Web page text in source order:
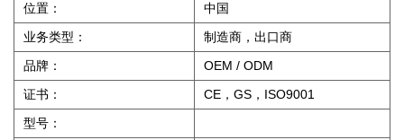
位置：
中国
业务类型：
制造商，出口商
品牌：
OEM / ODM
证书：
CE，GS，ISO9001
型号：